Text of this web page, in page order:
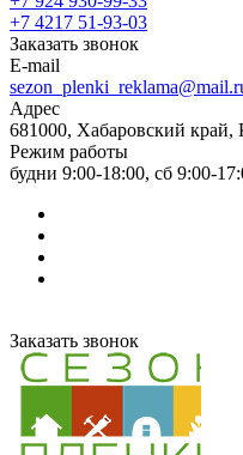
+7 4217 51-93-03
Заказать звонок
E-mail
Адрес
681000, Хабаровский край,
Режим работы
будни 9:00-18:00, сб 9:00-
Заказать звонок